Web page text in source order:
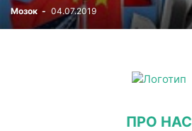
Мозок - 04.07.2019
ПРО НАС